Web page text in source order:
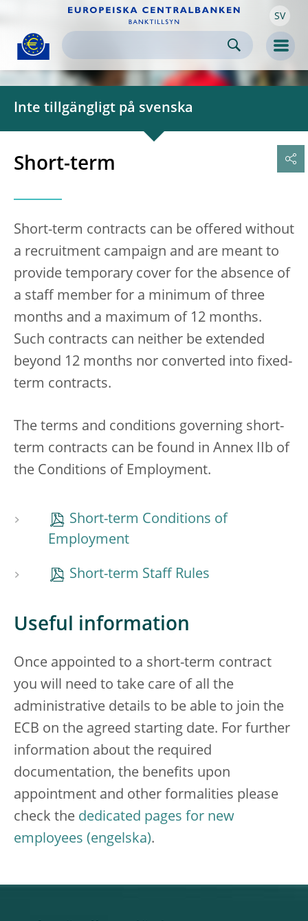
Skip to
content SV
Inte tillgängligt på svenska
Short-term
Short-term contracts can be offered without
a recruitment campaign and are meant to
provide temporary cover for the absence of
a staff member for a minimum of three
months and a maximum of 12 months.
Such contracts can neither be extended
beyond 12 months nor converted into fixed-
term contracts.
The terms and conditions governing short-
term contracts can be found in Annex IIb of
the Conditions of Employment.
Short-term Conditions of
Employment
Short-term Staff Rules
Useful information
Once appointed to a short-term contract
you will need to take care of all the
administrative details to be able to join the
ECB on the agreed starting date. For further
information about the required
documentation, the benefits upon
appointment and other formalities please
check the dedicated pages for new
employees
.